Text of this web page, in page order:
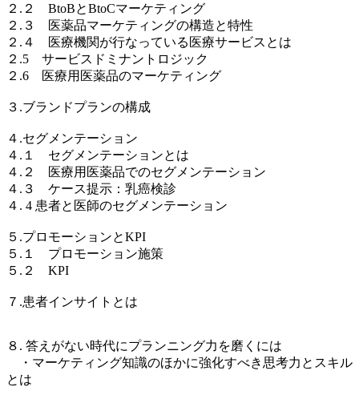
２.２ BtoBとBtoCマーケティング
２.３ 医薬品マーケティングの構造と特性
２.４ 医療機関が行なっている医療サービスとは
２.5 サービスドミナントロジック
２.6 医療用医薬品のマーケティング
３.ブランドプランの構成
４.セグメンテーション
４.１ セグメンテーションとは
４.２ 医療用医薬品でのセグメンテーション
４.３ ケース提示：乳癌検診
４. 4 患者と医師のセグメンテーション
５.プロモーションとKPI
５.１ プロモーション施策
５.２ KPI
７.患者インサイトとは
８. 答えがない時代にプランニング力を磨くには
・マーケティング知識のほかに強化すべき思考力とスキル
とは